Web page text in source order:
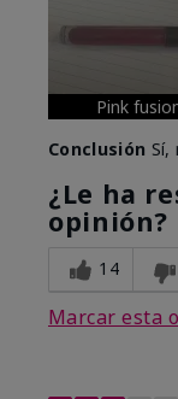
Pink
Conclusión Sí,
¿Le ha
opinión?
14
Marcar esta